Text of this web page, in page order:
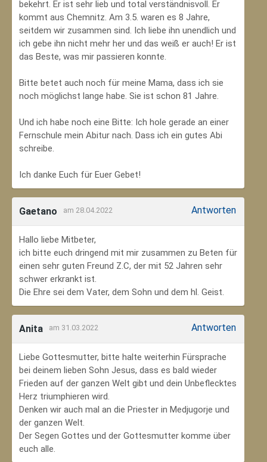
bekehrt. Er ist sehr lieb und total verständnisvoll. Er
kommt aus Chemnitz. Am 3.5. waren es 8 Jahre,
seitdem wir zusammen sind. Ich liebe ihn unendlich und
ich gebe ihn nicht mehr her und das weiß er auch! Er ist
das Beste, was mir passieren konnte.
Bitte betet auch noch für meine Mama, dass ich sie
noch möglichst lange habe. Sie ist schon 81 Jahre.
Und ich habe noch eine Bitte: Ich hole gerade an einer
Fernschule mein Abitur nach. Dass ich ein gutes Abi
schreibe.
Ich danke Euch für Euer Gebet!
Gaetano am 28.04.2022 Antworten
Hallo liebe Mitbeter,
ich bitte euch dringend mit mir zusammen zu Beten für
einen sehr guten Freund Z.C, der mit 52 Jahren sehr
schwer erkrankt ist.
Die Ehre sei dem Vater, dem Sohn und dem hl. Geist.
Anita am 31.03.2022 Antworten
Liebe Gottesmutter, bitte halte weiterhin Fürsprache
bei deinem lieben Sohn Jesus, dass es bald wieder
Frieden auf der ganzen Welt gibt und dein Unbeflecktes
Herz triumphieren wird.
Denken wir auch mal an die Priester in Medjugorje und
der ganzen Welt.
Der Segen Gottes und der Gottesmutter komme über
euch alle.